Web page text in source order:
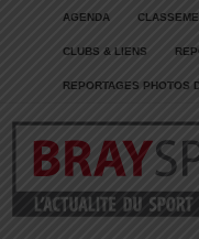
AGENDA
CLUBS & LIENS
REPORTAGES PHOTOS